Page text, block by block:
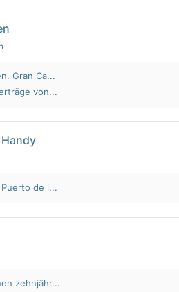
Gran Ca...
von...
de l...
zehnjähr...